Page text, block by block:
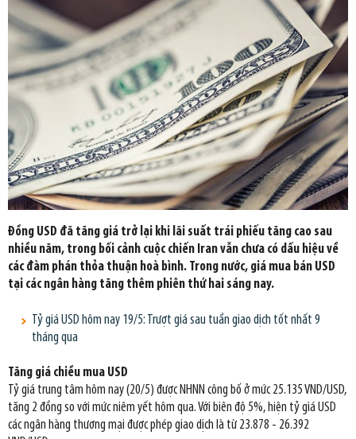
Đồng USD đã tăng giá trở lại khi lãi suất trái phiếu tăng cao sau
nhiều năm, trong bối cảnh cuộc chiến Iran vẫn chưa có dấu hiệu về
các đàm phán thỏa thuận hoà bình. Trong nước, giá mua bán USD
tại các ngân hàng tăng thêm phiên thứ hai sáng nay.
Tỷ giá USD hôm nay 19/5: Trượt giá sau tuần giao dịch tốt nhất 9
tháng qua
Tăng giá chiều mua USD
Tỷ giá trung tâm hôm nay (20/5) được NHNN công bố ở mức 25.135 VND/USD,
tăng 2 đồng so với mức niêm yết hôm qua. Với biên độ 5%, hiện tỷ giá USD
các ngân hàng thương mại được phép giao dịch là từ 23.878 - 26.392